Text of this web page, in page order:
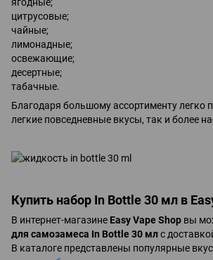
цитрусовые;
чайные;
лимонадные;
освежающие;
десертные;
табачные.
Благодаря большому ассортименту легко
легкие повседневные вкусы, так и более
Купить набор In Bottle 30 мл в
В интернет-магазине Easy Vape Shop вы
для самозамеса In Bottle 30 млс
В каталоге представлены популярные